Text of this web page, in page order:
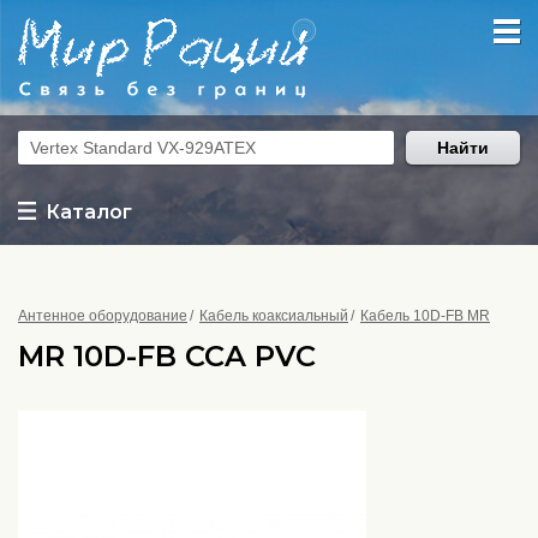
Каталог
Найти
Антенное оборудование Кабель коаксиальный Кабель 10D-FB MR
MR 10D-FB CCA PVC